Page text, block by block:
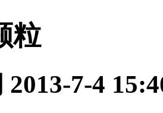
粒
2013-7-4